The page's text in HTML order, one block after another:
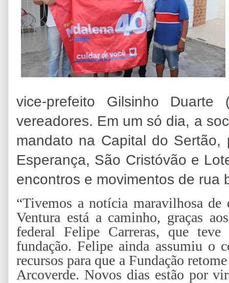
vice-prefeito Gilsinho
vereadores. Em um só dia, a
mandato na Capital do
Esperança, São Cristóvão e
encontros e movimentos de rua
“Tivemos a notícia maravilhosa
Ventura está a caminho, graças
federal Felipe Carreras, que
fundação. Felipe ainda assumiu o
recursos para que a Fundação
Arcoverde. Novos dias estão por